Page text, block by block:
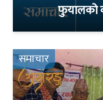
फुयालको
समाचार